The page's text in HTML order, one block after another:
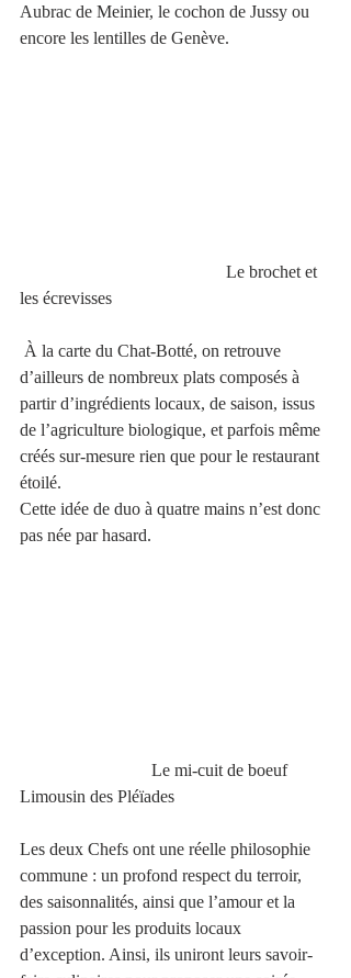
Aubrac de Meinier, le cochon de Jussy ou
encore les lentilles de Genève.
les écrevisses
d’ailleurs de nombreux plats composés à
partir d’ingrédients locaux, de saison, issus
de l’agriculture biologique, et parfois même
créés sur-mesure rien que pour le restaurant
étoilé.
Cette idée de duo à quatre mains n’est donc
pas née par hasard.
Limousin des Pléïades
Les deux Chefs ont une réelle philosophie
commune : un profond respect du terroir,
des saisonnalités, ainsi que l’amour et la
passion pour les produits locaux
d’exception. Ainsi, ils uniront leurs savoir-